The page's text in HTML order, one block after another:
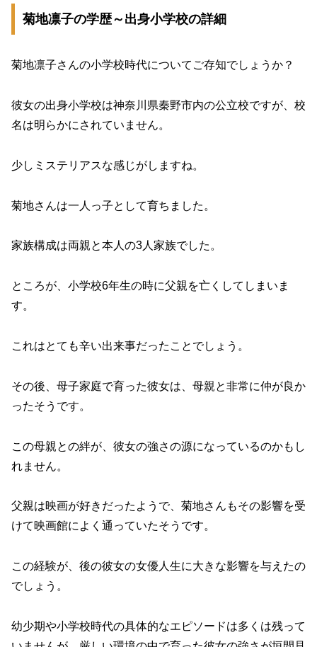
菊地凛子の学歴～出身小学校の詳細
菊地凛子さんの小学校時代についてご存知でしょうか？
彼女の出身小学校は神奈川県秦野市内の公立校ですが、校
名は明らかにされていません。
少しミステリアスな感じがしますね。
菊地さんは一人っ子として育ちました。
家族構成は両親と本人の3人家族でした。
ところが、小学校6年生の時に父親を亡くしてしまいま
す。
これはとても辛い出来事だったことでしょう。
その後、母子家庭で育った彼女は、母親と非常に仲が良か
ったそうです。
この母親との絆が、彼女の強さの源になっているのかもし
れません。
父親は映画が好きだったようで、菊地さんもその影響を受
けて映画館によく通っていたそうです。
この経験が、後の彼女の女優人生に大きな影響を与えたの
でしょう。
幼少期や小学校時代の具体的なエピソードは多くは残って